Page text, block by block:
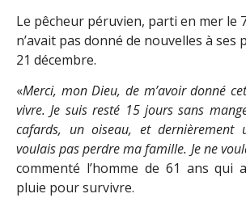
Le pêcheur péruvien, parti en mer le
n’avait pas donné de nouvelles à ses
21 décembre.
«Merci, mon Dieu, de m’avoir donné
vivre. Je suis resté 15 jours sans
cafards, un oiseau, et dernièrement
voulais pas perdre ma famille. Je ne
commenté l’homme de 61 ans qui
pluie pour survivre.